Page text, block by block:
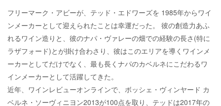
フリーマーク・アビーが、テッド・エドワーズを 1985年からワイ
ンメーカーとして迎えられたことは幸運だった。 彼の創造力あふ
れるワイン造りと、彼のナパ・ヴァレーの畑での経験の長さ(特に
ラザフォード)とが掛け合わさり、彼はこのエリアを導くワインメ
ーカーとしてだけでなく、最も長くナパのカベルネにこだわるワ
インメーカーとして活躍してきた。
近年、ワインレビューオンラインで、ボッシェ・ヴィンヤード カ
ベルネ・ソーヴィニヨン2013が100点を取り、テッドは2017年の